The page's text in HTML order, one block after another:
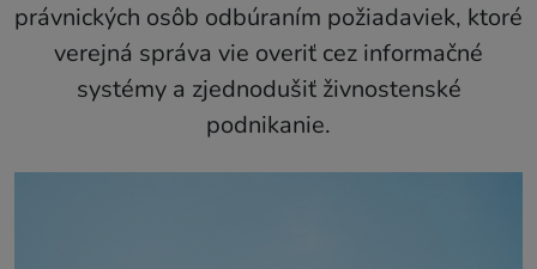
právnických osôb odbúraním požiadaviek, ktoré
verejná správa vie overiť cez informačné
systémy a zjednodušiť živnostenské
podnikanie.